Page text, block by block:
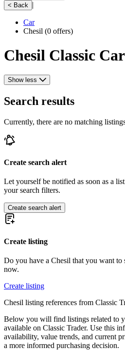
< Back |
Car
Chesil (0 offers)
Chesil Classic
Show less
Search results
Currently, there are no matching
Create search alert
Let yourself be notified as soon as a
your search filters.
Create search alert
Create listing
Do you have a Chesil that you want to
now.
Create listing
Chesil listing references from Classic
Below you will find listings related to
available on Classic Trader. Use this
availability, value trends, and current
a more informed purchasing decision.